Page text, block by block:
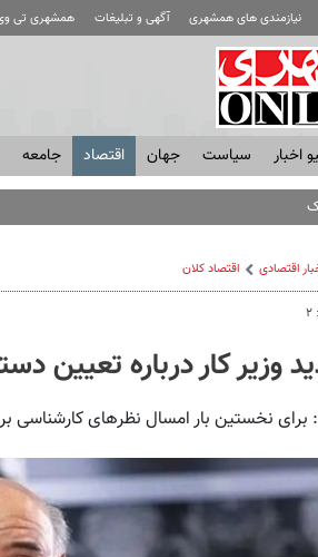
نیازمندی های همشهری آگهی و تبلیغات همشهری تی
اخبار سياست جهان اقتصاد جامعه
دست پدرش
اقتصادی اقتصاد كلان
کار درباره تعیین دستمزد
برای نخستین بار امسال نظرهای کارشناسی